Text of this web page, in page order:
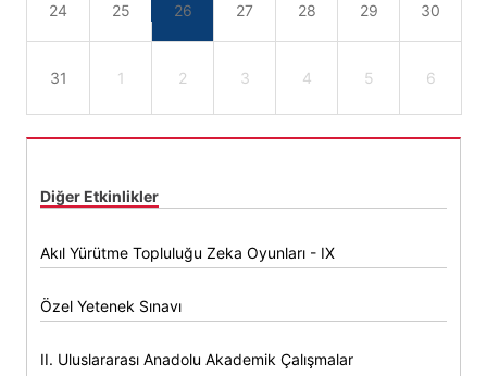
24 25 26 27 28 29 30
31 1 2 3 4 5 6
Diğer Etkinlikler
Akıl Yürütme Topluluğu Zeka Oyunları - IX
Özel Yetenek Sınavı
II. Uluslararası Anadolu Akademik Çalışmalar